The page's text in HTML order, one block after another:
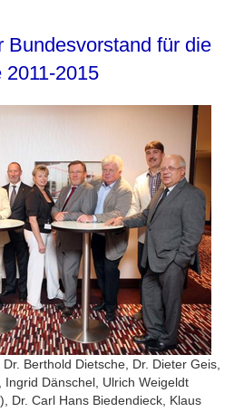
Bundesvorstand für die
2011-2015
Berthold Dietsche, Dr. Dieter Geis,
Ingrid Dänschel, Ulrich Weigeldt
Dr. Carl Hans Biedendieck, Klaus